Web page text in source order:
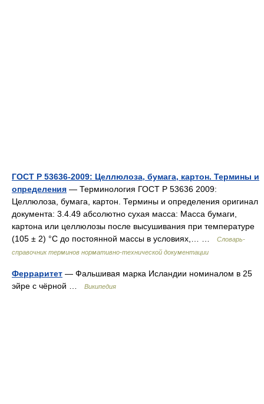
ГОСТ Р 53636-2009: Целлюлоза, бумага, картон. Термины и
определения — Терминология ГОСТ Р 53636 2009:
Целлюлоза, бумага, картон. Термины и определения оригинал
документа: 3.4.49 абсолютно сухая масса: Масса бумаги,
картона или целлюлозы после высушивания при температуре
(105 ± 2) °С до постоянной массы в условиях,… …
Словарь-
справочник терминов нормативно-технической документации
Ферраритет — Фальшивая марка Исландии номиналом в 25
эйре с чёрной …
Википедия